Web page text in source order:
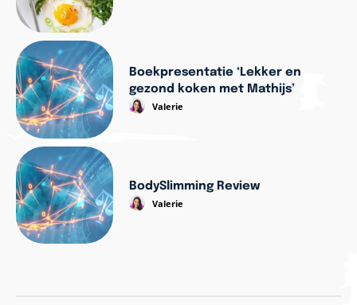
Boekpresentatie ‘Lekker en
gezond koken met Mathijs’
Valerie
BodySlimming Review
Valerie